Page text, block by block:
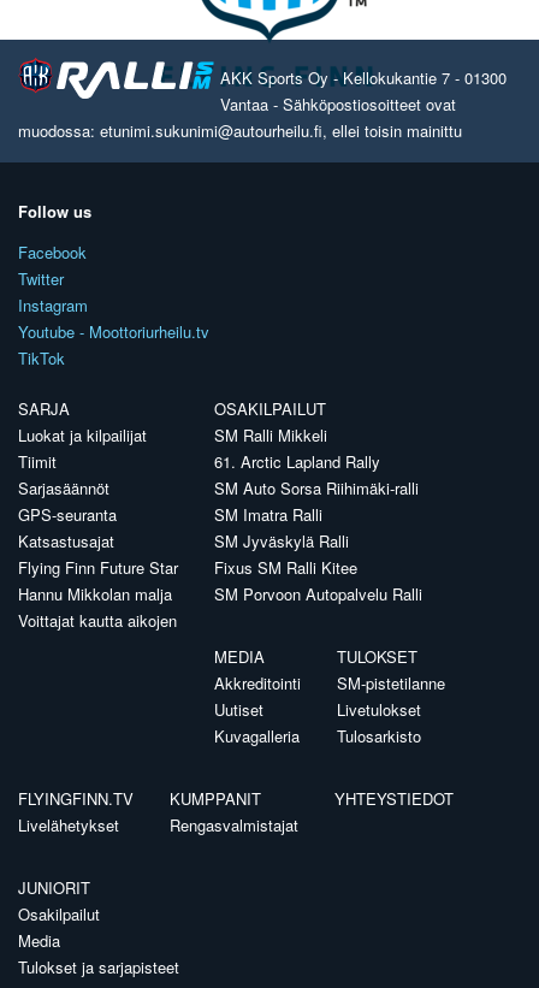
AKK Sports Oy - Kellokukantie 7 - 01300
Vantaa - Sähköpostiosoitteet ovat
muodossa: etunimi.sukunimi@autourheilu.fi, ellei toisin mainittu
Follow us
Facebook
Twitter
Instagram
Youtube - Moottoriurheilu.tv
TikTok
SARJA
Luokat ja kilpailijat
Tiimit
Sarjasäännöt
GPS-seuranta
Katsastusajat
Flying Finn Future Star
Hannu Mikkolan malja
Voittajat kautta aikojen
OSAKILPAILUT
SM Ralli Mikkeli
61. Arctic Lapland Rally
SM Auto Sorsa Riihimäki-ralli
SM Imatra Ralli
SM Jyväskylä Ralli
Fixus SM Ralli Kitee
SM Porvoon Autopalvelu Ralli
MEDIA
Akkreditointi
Uutiset
Kuvagalleria
TULOKSET
SM-pistetilanne
Livetulokset
Tulosarkisto
FLYINGFINN.TV
Livelähetykset
KUMPPANIT
Rengasvalmistajat
YHTEYSTIEDOT
JUNIORIT
Osakilpailut
Media
Tulokset ja sarjapisteet